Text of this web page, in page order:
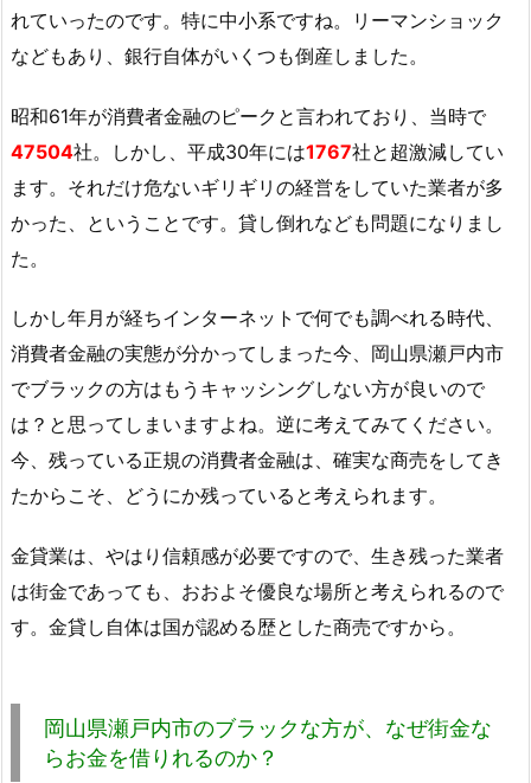
れていったのです。特に中小系ですね。リーマンショック
などもあり、銀行自体がいくつも倒産しました。
昭和61年が消費者金融のピークと言われており、当時で
47504社。しかし、平成30年には1767社と超激減してい
ます。それだけ危ないギリギリの経営をしていた業者が多
かった、ということです。貸し倒れなども問題になりまし
た。
しかし年月が経ちインターネットで何でも調べれる時代、
消費者金融の実態が分かってしまった今、岡山県瀬戸内市
でブラックの方はもうキャッシングしない方が良いので
は？と思ってしまいますよね。逆に考えてみてください。
今、残っている正規の消費者金融は、確実な商売をしてき
たからこそ、どうにか残っていると考えられます。
金貸業は、やはり信頼感が必要ですので、生き残った業者
は街金であっても、おおよそ優良な場所と考えられるので
す。金貸し自体は国が認める歴とした商売ですから。
岡山県瀬戸内市のブラックな方が、なぜ街金な
らお金を借りれるのか？